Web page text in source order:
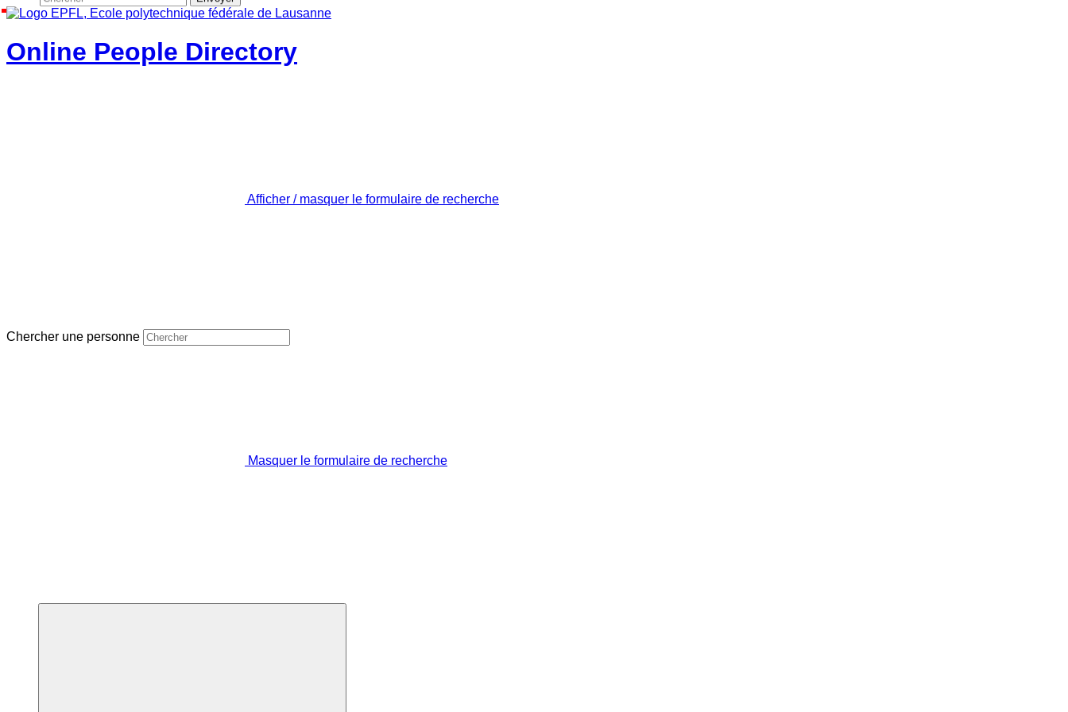
Online People Directory
Afficher / masquer le formulaire de recherche
Chercher une personne
Masquer le formulaire de recherche